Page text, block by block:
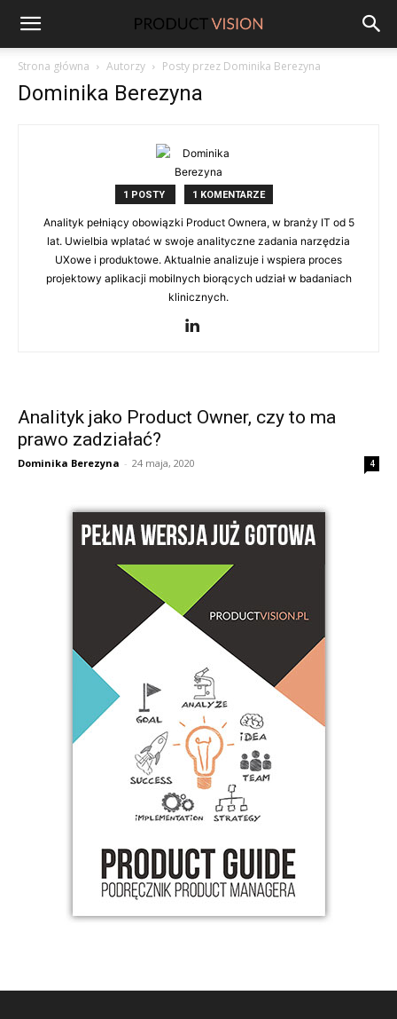
ProductVision
Strona główna Autorzy Posty przez Dominika Berezyna
Dominika Berezyna
1 POSTY 1 KOMENTARZE
Analityk pełniący obowiązki Product Ownera, w branży IT od 5
lat. Uwielbia wplatać w swoje analityczne zadania narzędzia
UXowe i produktowe. Aktualnie analizuje i wspiera proces
projektowy aplikacji mobilnych biorących udział w badaniach
klinicznych.
Analityk jako Product Owner, czy to ma
prawo zadziałać?
Dominika Berezyna - 24 maja, 2020 4